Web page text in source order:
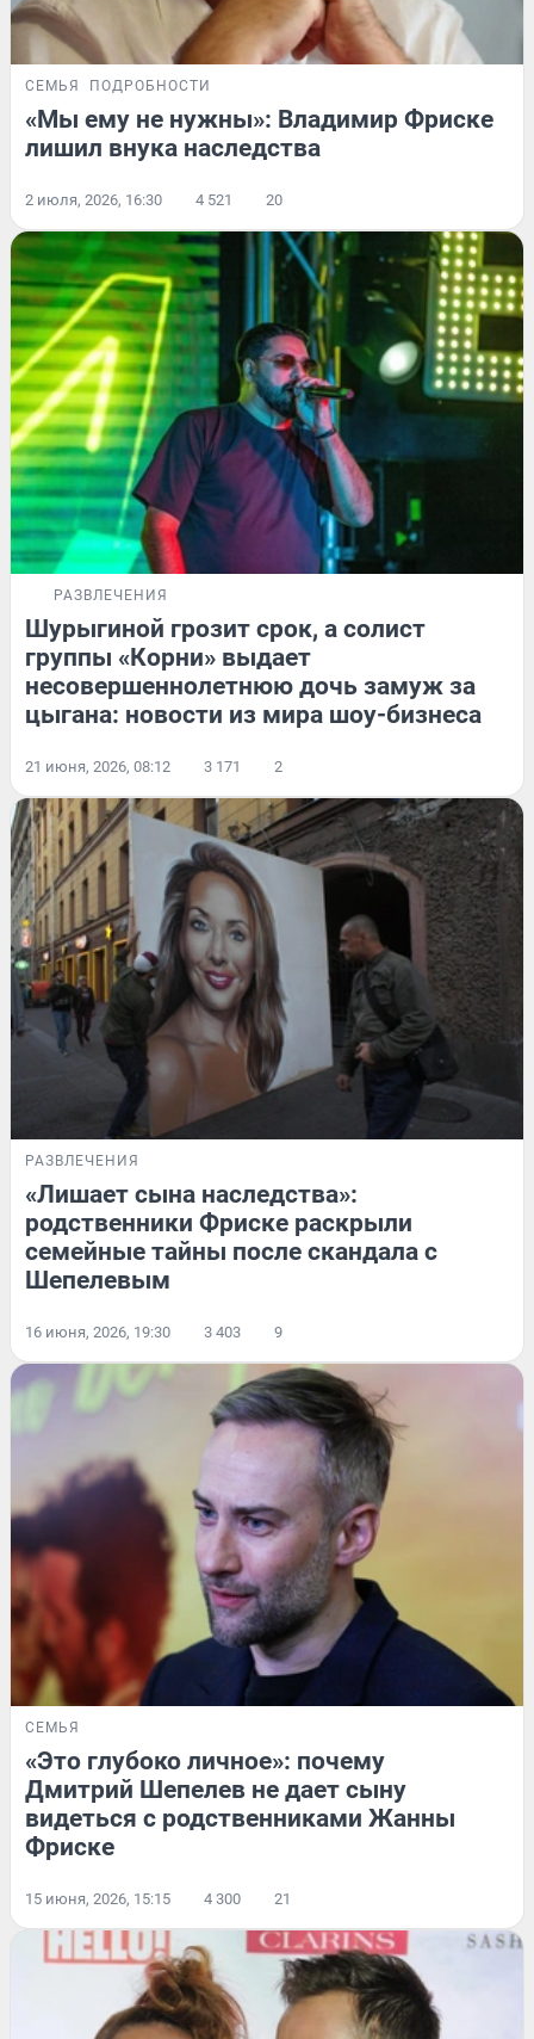
СЕМЬЯ ПОДРОБНОСТИ
«Мы ему не нужны»: Владимир Фриске
лишил внука наследства
2 июля, 2026, 16:30 4 521 20
РАЗВЛЕЧЕНИЯ
Шурыгиной грозит срок, а солист
группы «Корни» выдает
несовершеннолетнюю дочь замуж за
цыгана: новости из мира шоу-бизнеса
21 июня, 2026, 08:12 3 171 2
РАЗВЛЕЧЕНИЯ
«Лишает сына наследства»:
родственники Фриске раскрыли
семейные тайны после скандала с
Шепелевым
16 июня, 2026, 19:30 3 403 9
СЕМЬЯ
«Это глубоко личное»: почему
Дмитрий Шепелев не дает сыну
видеться с родственниками Жанны
Фриске
15 июня, 2026, 15:15 4 300 21